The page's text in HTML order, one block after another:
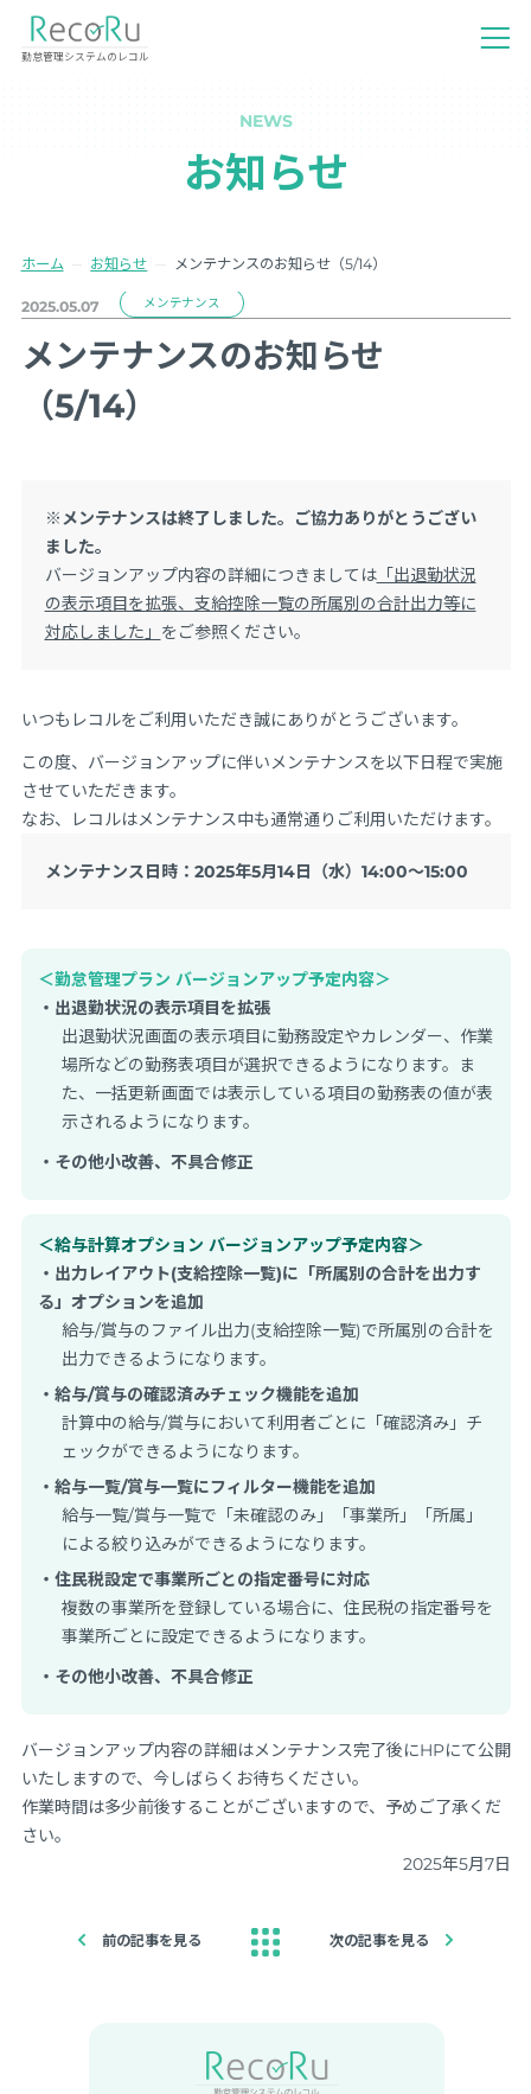
勤怠管理システムのレコル
NEWS
お知らせ
ホーム お知らせ メンテナンスのお知らせ（5/14）
2025.05.07 メンテナンス
メンテナンスのお知らせ
（5/14）
※メンテナンスは終了しました。ご協力ありがとうござい
ました。
バージョンアップ内容の詳細につきましては「出退勤状況
の表示項目を拡張、支給控除一覧の所属別の合計出力等に
対応しました」 をご参照ください。
いつもレコルをご利用いただき誠にありがとうございます。
この度、バージョンアップに伴いメンテナンスを以下日程で実施
させていただきます。
なお、レコルはメンテナンス中も通常通りご利用いただけます。
メンテナンス日時：2025年5月14日（水）14:00～15:00
＜勤怠管理プラン バージョンアップ予定内容＞
・出退勤状況の表示項目を拡張
出退勤状況画面の表示項目に勤務設定やカレンダー、作業
場所などの勤務表項目が選択できるようになります。ま
た、一括更新画面では表示している項目の勤務表の値が表
示されるようになります。
・その他小改善、不具合修正
＜給与計算オプション バージョンアップ予定内容＞
・出力レイアウト(支給控除一覧)に「所属別の合計を出力す
る」オプションを追加
給与/賞与のファイル出力(支給控除一覧)で所属別の合計を
出力できるようになります。
・給与/賞与の確認済みチェック機能を追加
計算中の給与/賞与において利用者ごとに「確認済み」チ
ェックができるようになります。
・給与一覧/賞与一覧にフィルター機能を追加
給与一覧/賞与一覧で「未確認のみ」「事業所」「所属」
による絞り込みができるようになります。
・住民税設定で事業所ごとの指定番号に対応
複数の事業所を登録している場合に、住民税の指定番号を
事業所ごとに設定できるようになります。
・その他小改善、不具合修正
バージョンアップ内容の詳細はメンテナンス完了後にHPにて公開
いたしますので、今しばらくお待ちください。
作業時間は多少前後することがございますので、予めご了承くだ
さい。
2025年5月7日
前の記事を見る 次の記事を見る